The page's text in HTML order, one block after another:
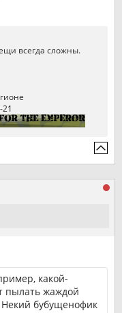
всегда сложны.
какой-
пылать жаждой
Некий бубущенофик